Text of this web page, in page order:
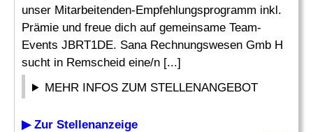
unser Mitarbeitenden-Empfehlungsprogramm inkl.
Prämie und freue dich auf gemeinsame Team-
Events JBRT1DE. Sana Rechnungswesen Gmb H
sucht in Remscheid eine/n [...]
MEHR INFOS ZUM STELLENANGEBOT
▶ Zur Stellenanzeige